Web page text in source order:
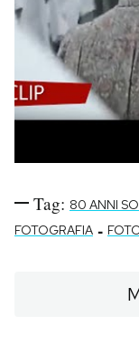
Tag: 80 ANNI
FOTOGRAFIA -